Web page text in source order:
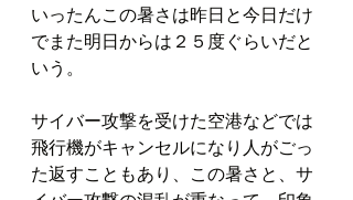
いったんこの暑さは昨日と今日だけ
でまた明日からは２５度ぐらいだと
いう。
サイバー攻撃を受けた空港などでは
飛行機がキャンセルになり人がごっ
た返すこともあり、この暑さと、サ